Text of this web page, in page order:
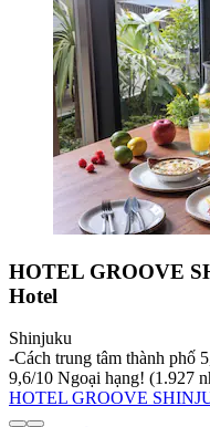
HOTEL GROOVE
Hotel
Shinjuku
‐Cách trung tâm thành phố
9,6/10 Ngoại hạng! (1.927
HOTEL GROOVE